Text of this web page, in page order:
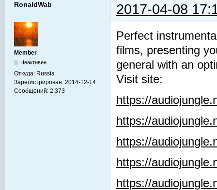
RonaldWab 2017-04-08
Member
Неактивен
Откуда: Russia
Зарегистрирован: 2014-12-14
Сообщений: 2,373
Perfect
films, presenting
general with an
Visit site:
https://
https://
https://
https://
https://